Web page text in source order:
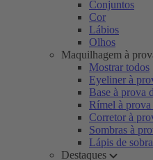
Conjuntos
Cor
Lábios
Olhos
Maquilhagem à
Mostrar todos
Eyeliner à
Base à prova
Rímel à prova
Corretor à
Sombras à
Lápis de
Destaques